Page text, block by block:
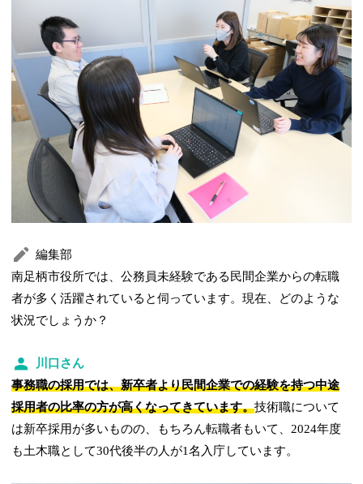
編集部
南足柄市役所では、公務員未経験である民間企業からの転職
者が多く活躍されていると伺っています。現在、どのような
状況でしょうか？
川口さん
事務職の採用では、新卒者より民間企業での経験を持つ中途
採用者の比率の方が高くなってきています。技術職について
は新卒採用が多いものの、もちろん転職者もいて、2024年度
も土木職として30代後半の人が1名入庁しています。